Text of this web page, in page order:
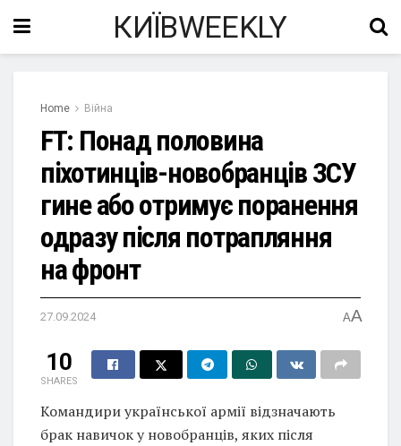
КИЇВWEEKLY
Home Війна
FT: Понад половина
піхотинців-новобранців ЗСУ
гине або отримує поранення
одразу після потрапляння
на фронт
27.09.2024 AA
10
SHARES
Командири української армії відзначають
брак навичок у новобранців, яких після